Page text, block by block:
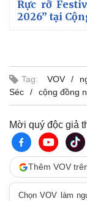
Rực rỡ
2026” tại
Tag: VOV
Séc
cộng đồng
Mời quý độc giả
Thêm VOV
Chọn VOV làm